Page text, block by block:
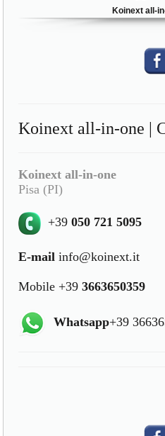
Koinext all-
Koinext all-in-one |
Koinext all-in-one
Pisa (PI)
+39050 721 5095
E-mail info@koinext.it
Mobile +393663650359
Whatsapp+39